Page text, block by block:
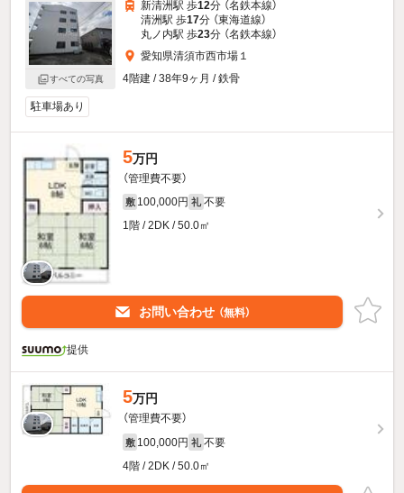
すべての写真
新清洲駅 歩12分 （名鉄本線）
清洲駅 歩17分 （東海道線）
丸ノ内駅 歩23分 （名鉄本線）
愛知県清須市西市場１
4階建 / 38年9ヶ月 / 鉄骨
駐車場あり
5万円
（管理費不要）
敷 100,000円 礼 不要
1階 / 2DK / 50.0㎡
お問い合わせ （無料）
提供
5万円
（管理費不要）
敷 100,000円 礼 不要
4階 / 2DK / 50.0㎡